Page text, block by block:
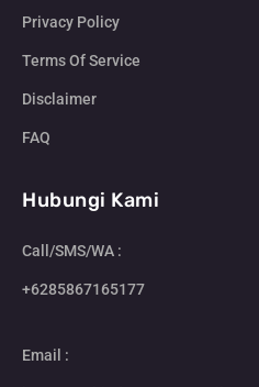
Privacy Policy
Terms Of Service
Disclaimer
FAQ
Hubungi Kami
Call/SMS/WA :
+6285867165177
Email :